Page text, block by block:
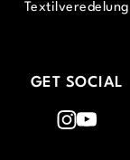
Textilveredelung
GET SOCIAL
Instagram
Youtube